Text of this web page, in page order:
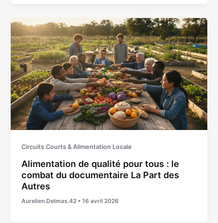
Circuits Courts & Alimentation Locale
Alimentation de qualité pour tous : le
combat du documentaire La Part des
Autres
Aurelien.Delmas.42 •16 avril 2026